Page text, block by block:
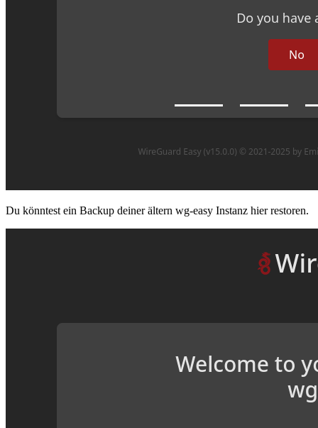
Du könntest ein Backup deiner ältern wg-easy Instanz hier restoren.